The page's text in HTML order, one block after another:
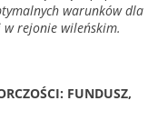
warunków dla
w rejonie wileńskim.
FUNDUSZ,